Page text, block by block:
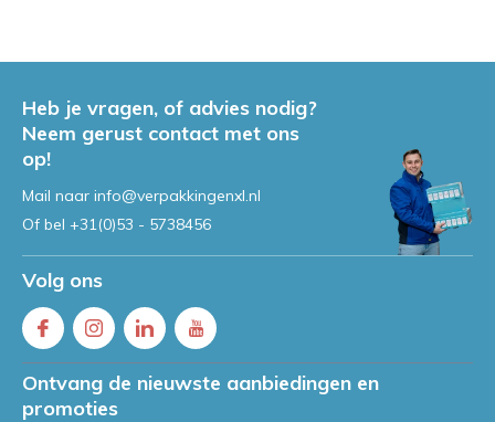
Heb je vragen, of advies nodig?
Neem gerust contact met ons
op!
Mail naar info@verpakkingenxl.nl
Of bel +31(0)53 - 5738456
Volg ons
Ontvang de nieuwste aanbiedingen en
promoties